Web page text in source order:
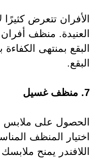
الأفران تتعرض كثيرًا
العنيدة. منظف
البقع بمنتهى
البقع.
7. منظف غسيل
الحصول على ملابس
اختيار المنظف
اللافندر يمنح